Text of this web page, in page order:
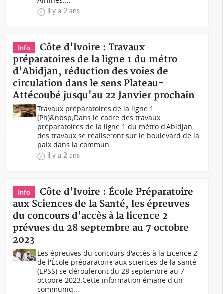
il y a 2 ans
Info
Côte d'Ivoire : Travaux
préparatoires de la ligne 1 du métro
d'Abidjan, réduction des voies de
circulation dans le sens Plateau-
Attécoubé jusqu'au 22 Janvier prochain
Travaux préparatoires de la ligne 1
(Ph)&nbsp;Dans le cadre des travaux
préparatoires de la ligne 1 du métro d'Abidjan,
des travaux se réaliseront sur le boulevard de la
paix dans la commun...
il y a 2 ans
Info
Côte d'Ivoire : École Préparatoire
aux Sciences de la Santé, les épreuves
du concours d'accès à la licence 2
prévues du 28 septembre au 7 octobre
2023
Les épreuves du concours d'accès à la Licence 2
de l'École préparatoire aux sciences de la santé
(EPSS) se dérouleront du 28 septembre au 7
octobre 2023.Cette information émane d'un
communiq...